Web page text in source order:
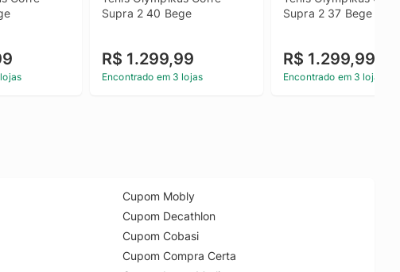
Supra 2 40 Bege
R$ 1.299,99
Encontrado em 3 lojas
Supra 2 37 Bege
R$ 1.299,99
Encontrado em 3 lojas
Cupom Mobly
Cupom Decathlon
Cupom Cobasi
Cupom Compra Certa